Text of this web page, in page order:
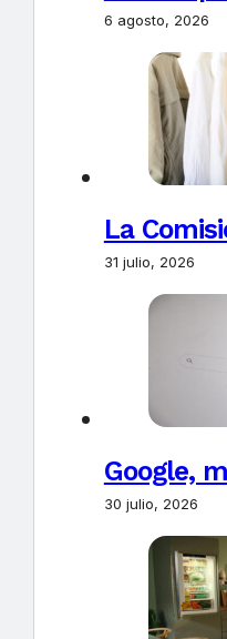
6 agosto, 2026
La
31 julio, 2026
Google,
30 julio, 2026